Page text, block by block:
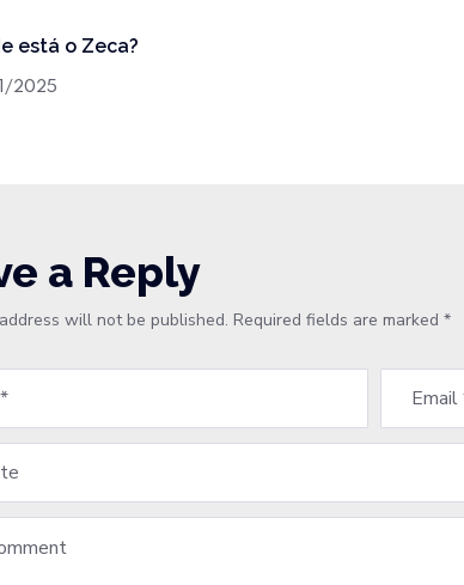
está o Zeca?
2025
a Reply
will not be published. Required fields are marked *